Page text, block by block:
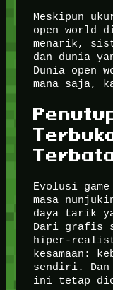
Meskipun
open world
menarik,
dan dunia
Dunia open
mana saja,
Evolusi
masa
daya tarik
Dari grafis
hiper-
kesamaan:
sendiri.
ini tetap